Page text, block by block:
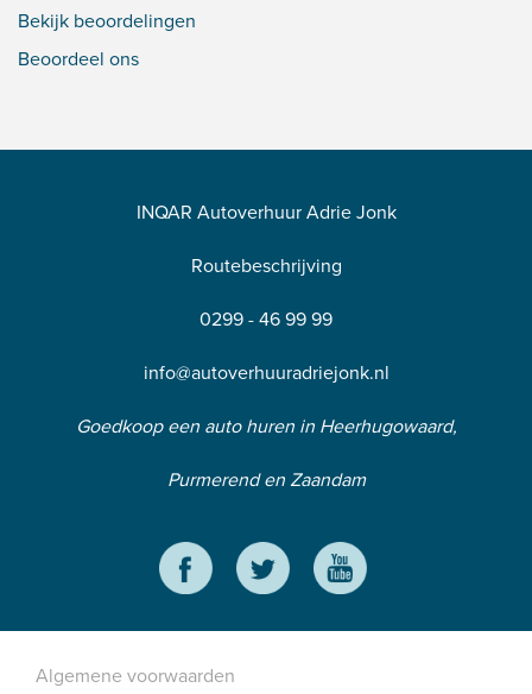
Bekijk beoordelingen
Beoordeel ons
INQAR Autoverhuur Adrie Jonk
Routebeschrijving
0299 - 46 99 99
info@autoverhuuradriejonk.nl
Goedkoop een auto huren in Heerhugowaard,
Purmerend en Zaandam
Algemene voorwaarden